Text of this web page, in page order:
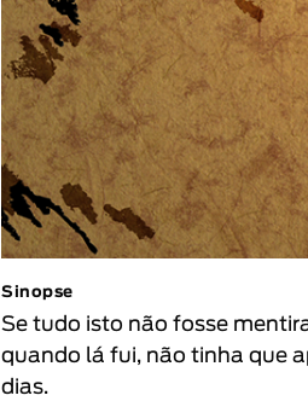
Sinopse
Se tudo isto não fosse
quando lá fui, não tinha que
dias.